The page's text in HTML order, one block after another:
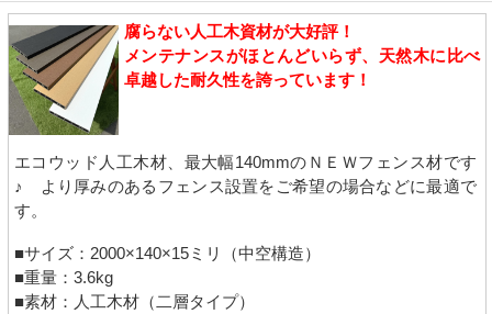
腐らない人工木資材が大好評！
メンテナンスがほとんどいらず、天然木に比べ
卓越した耐久性を誇っています！
エコウッド人工木材、最大幅140mmのＮＥＷフェンス材です
♪ より厚みのあるフェンス設置をご希望の場合などに最適で
す。
■サイズ：2000×140×15ミリ（中空構造）
■重量：3.6kg
■素材：人工木材（二層タイプ）